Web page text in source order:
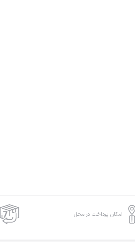
امکان پرداخت در محل